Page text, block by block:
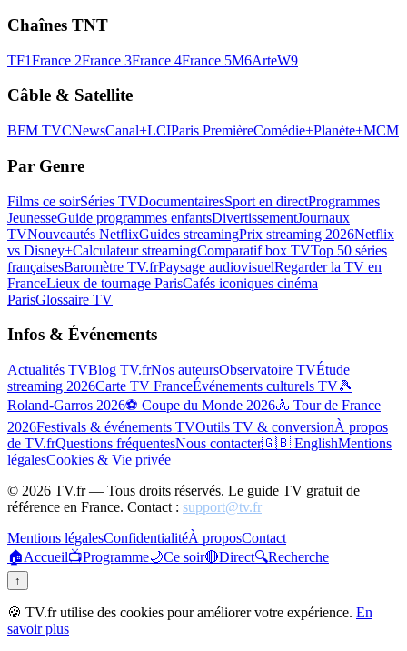
Chaînes TNT
TF1France 2France 3France 4France 5M6ArteW9
Câble & Satellite
BFM TVCNewsCanal+LCIParis PremièreComédie+Planète+MCM
Par Genre
Films ce soirSéries TVDocumentairesSport en directProgrammes
JeunesseGuide programmes enfantsDivertissementJournaux
TVNouveautés NetflixGuides streamingPrix streaming 2026Netflix
vs Disney+Calculateur streamingComparatif box TVTop 50 séries
françaisesBaromètre TV.frPaysage audiovisuelRegarder la TV en
FranceLieux de tournage ParisCafés iconiques cinéma
ParisGlossaire TV
Infos & Événements
Actualités TVBlog TV.frNos auteursObservatoire TVÉtude
streaming 2026Carte TV FranceÉvénements culturels TV🎾
Roland-Garros 2026⚽ Coupe du Monde 2026🚴 Tour de France
2026Festivals & événements TVOutils TV & conversionÀ propos
de TV.frQuestions fréquentesNous contacter🇬🇧 EnglishMentions
légalesCookies & Vie privée
© 2026 TV.fr — Tous droits réservés. Le guide TV gratuit de
référence en France. Contact : support@tv.fr
Mentions légalesConfidentialitéÀ proposContact
🏠Accueil📺Programme🌙Ce soir🔴Direct🔍Recherche
↑
🍪 TV.fr utilise des cookies pour améliorer votre expérience. En
savoir plus